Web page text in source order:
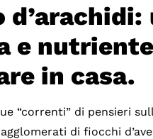
d’arachidi:
e
in casa.
“correnti” di pensieri
di fiocchi